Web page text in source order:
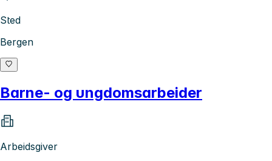
Sted
Bergen
Barne- og ungdomsarbeider
Arbeidsgiver